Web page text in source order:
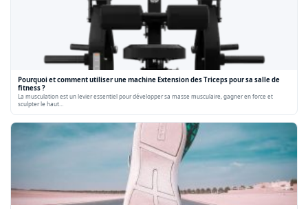
Pourquoi et comment utiliser une machine Extension des Triceps pour sa salle de
fitness ?
La musculation est un levier essentiel pour développer sa masse musculaire, gagner en force et
sculpter le haut…